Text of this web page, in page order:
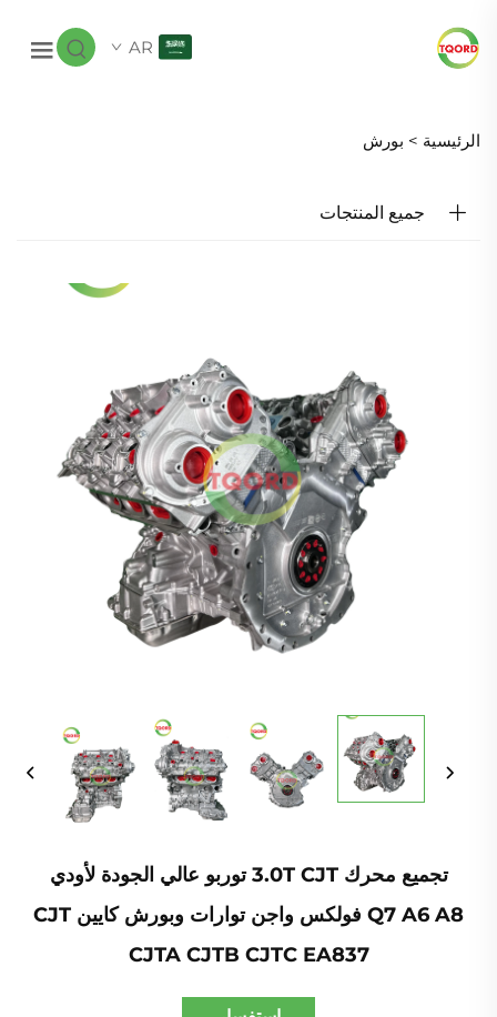
AR
الرئيسية > بورش
جميع المنتجات
تجميع محرك 3.0T CJT توربو عالي الجودة لأودي
Q7 A6 A8 فولكس واجن توارات وبورش كايين CJT
CJTA CJTB CJTC EA837